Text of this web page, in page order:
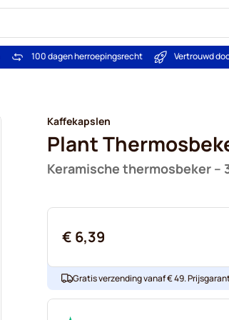
100 dagen herroepingsrecht Vertrouwd
Kaffekapslen
Plant
Keramische thermosbeker –
€ 6,39
Gratis verzending vanaf € 49.